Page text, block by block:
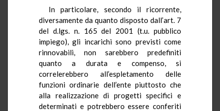
In particolare, secondo il ricorrente,
diversamente da quanto disposto dall’art. 7
del d.lgs. n. 165 del 2001 (t.u. pubblico
impiego), gli incarichi sono previsti come
rinnovabili, non sarebbero predefiniti
quanto a durata e compenso, si
correlerebbero all’espletamento delle
funzioni ordinarie dell’ente piuttosto che
alla realizzazione di progetti specifici e
determinati e potrebbero essere conferiti